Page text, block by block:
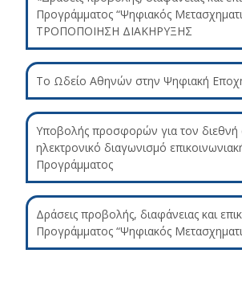
Προγράμματος “Ψηφιακός
ΤΡΟΠΟΠΟΙΗΣΗ ΔΙΑΚΗΡΥΞΗΣ
Το Ωδείο Αθηνών στην Ψηφιακή
Υποβολής προσφορών για τον διεθνή
ηλεκτρονικό διαγωνισμό
Προγράμματος
Δράσεις προβολής, διαφάνειας και
Προγράμματος “Ψηφιακός